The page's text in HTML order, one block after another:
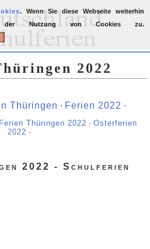
2022
Thüringen ∙ Ferien 2022 ∙
Ferien Thüringen 2022 ∙ Osterferien
2022 ∙
2022 - Schulferien
. Wenn Sie diese Webseite weiterhin
der Nutzung von Cookies zu.